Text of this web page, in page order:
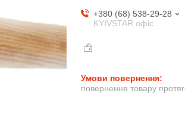
+380 (68) 538-29-28
KYIVSTAR офіс
повернення товару